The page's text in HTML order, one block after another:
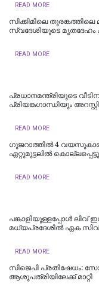
READ MORE
സിക്കിമിലെ തുരങ്കത്തിലെ
സ്വദേശിയുടെ മൃതദേഹം
READ MORE
പ്രധാനമന്ത്രിയുടെ
പ്രിയങ്ക​ഗാന്ധിയും
READ MORE
ഗുജറാത്തിൽ 4
ഏറ്റുമുട്ടലിൽ കൊല്ലപ്പെട്ടു
READ MORE
പങ്കാളിയുള്ളപ്പോള്‍ ലിവ്‌
മധ്യപ്രദേശിൽ ഏക
READ MORE
സിജെപി പ്രതിഷേധം:
ആശുപത്രിയിലേക്ക് മാറ്റി